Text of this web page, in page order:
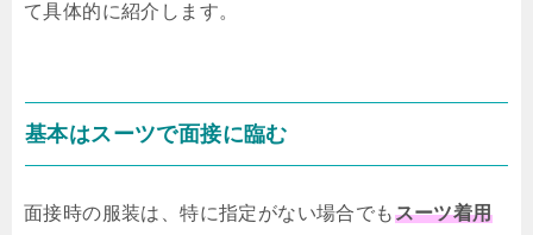
て具体的に紹介します。
基本はスーツで面接に臨む
面接時の服装は、特に指定がない場合でもスーツ着用